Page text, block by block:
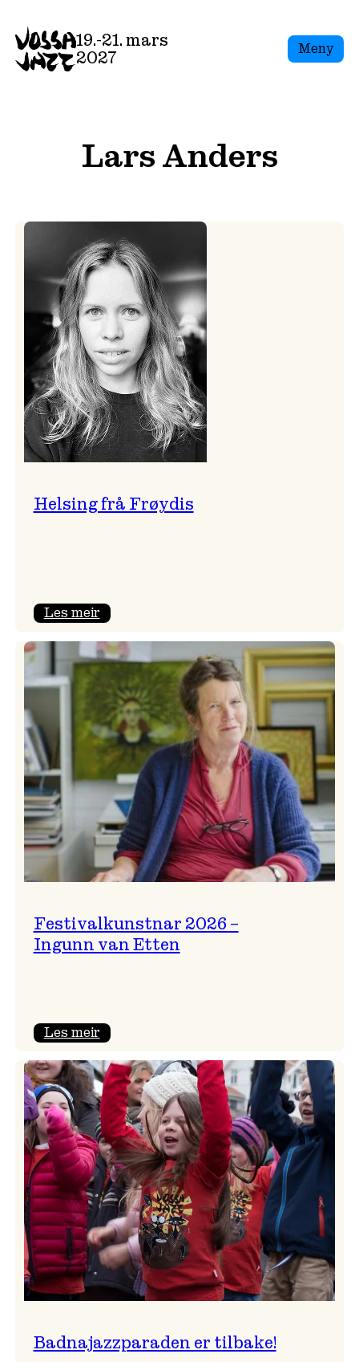
to
content
19.-21. mars
2027
Meny
Lars Anders
Helsing frå Frøydis
Les meir:
frå
Frøydis
Festivalkunstnar 2026 –
Ingunn van Etten
Les meir:
2026
–
Ingunn van Etten
Badnajazzparaden er tilbake!